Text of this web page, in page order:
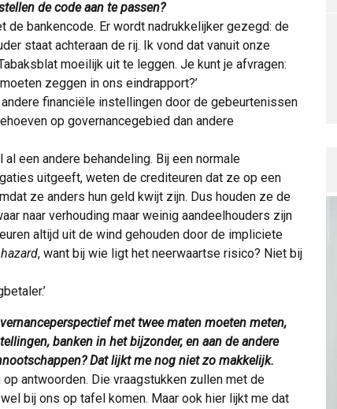
de code aan te passen?
de bankencode. Er wordt nadrukkelijker gezegd: de
staat achteraan de rij. Ik vond dat vanuit onze
moeilijk uit te leggen. Je kunt je afvragen:
zeggen in ons eindrapport?’
andere financiële instellingen door de gebeurtenissen
op governancegebied dan andere
al een andere behandeling. Bij een normale
uitgeeft, weten de crediteuren dat ze op een
ze anders hun geld kwijt zijn. Dus houden ze de
naar verhouding maar weinig aandeelhouders zijn
altijd uit de wind gehouden door de impliciete
, want bij wie ligt het neerwaartse risico? Niet bij
met twee maten moeten meten,
banken in het bijzonder, en aan de andere
Dat lijkt me nog niet zo makkelijk.
op antwoorden. Die vraagstukken zullen met de
bij ons op tafel komen. Maar ook hier lijkt me dat